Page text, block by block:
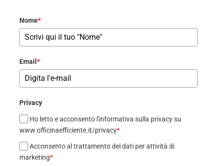
Nome*
Email *
Privacy
Ho letto e acconsento l'informativa sulla privacy su
www.officinaefficiente.it/privacy*
Acconsento al trattamento dei dati per attività di
marketing*